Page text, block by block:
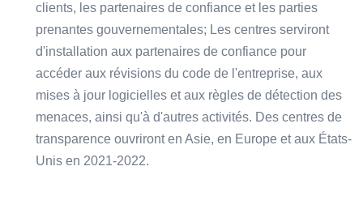
clients, les partenaires de confiance et les parties
prenantes gouvernementales; Les centres serviront
d'installation aux partenaires de confiance pour
accéder aux révisions du code de l'entreprise, aux
mises à jour logicielles et aux règles de détection des
menaces, ainsi qu'à d'autres activités. Des centres de
transparence ouvriront en Asie, en Europe et aux États-
Unis en 2021-2022.